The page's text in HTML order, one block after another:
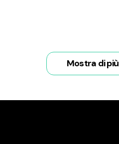
Mostra di più